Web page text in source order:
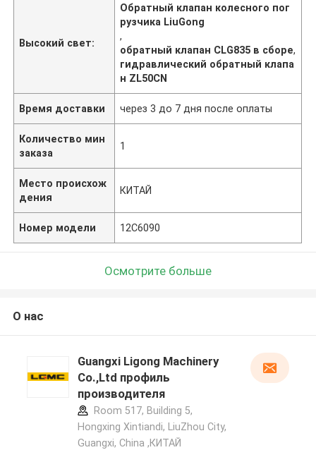
Высокий свет:
Обратный клапан колесного пог
рузчика LiuGong
,
обратный клапан CLG835 в сборе,
гидравлический обратный клапа
н ZL50CN
Время доставки через 3 до 7 дня после оплаты
Количество мин
заказа
1
Место происхож
дения
КИТАЙ
Номер модели 12C6090
Осмотрите больше
О нас
Guangxi Ligong Machinery
Co.,Ltd профиль
производителя
Room 517, Building 5,
Hongxing Xintiandi, LiuZhou City,
Guangxi, China ,КИТАЙ